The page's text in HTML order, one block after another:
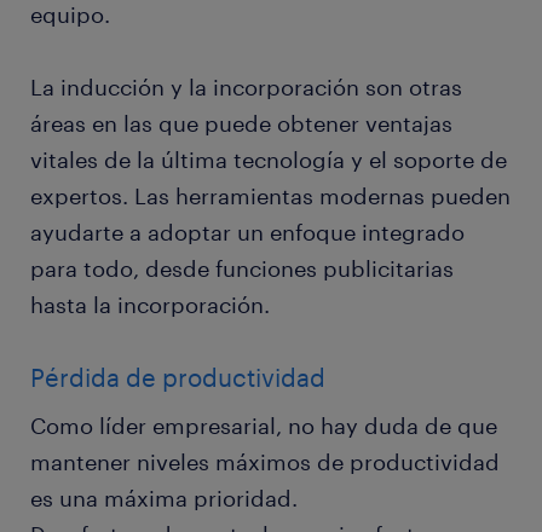
equipo.
La inducción y la incorporación son otras
áreas en las que puede obtener ventajas
vitales de la última tecnología y el soporte de
expertos. Las herramientas modernas pueden
ayudarte a adoptar un enfoque integrado
para todo, desde funciones publicitarias
hasta la incorporación.
Pérdida de productividad
Como líder empresarial, no hay duda de que
mantener niveles máximos de productividad
es una máxima prioridad.